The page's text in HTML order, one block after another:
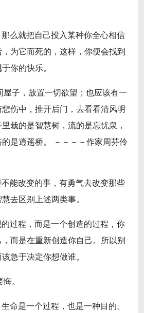
么就把自己投入某种你全心相信
为它而死的，这样，你便会找到
你的快乐。
子，放置一切欲望；也应该有一
伤中，推开后门，去看看清风明
栽的是智慧树，流的是忘忧泉，
是逍遥桥。 －－－－作家周芬伶
能改变的事，有勇气去改变那些
去区别上述两类事。
过程，而是一个创造的过程，你
而是在重新创造你自己。所以别
急于决定你想做谁。
。
命是一个过程，也是一种目的。